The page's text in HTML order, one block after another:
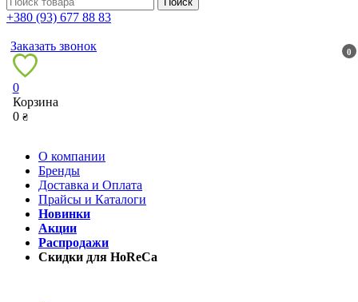
+38‎0 (93) 677 88 83
Заказать звонок 0
0
Корзина
0 ₴
О компании
Бренды
Доставка и Оплата
Прайсы и Каталоги
Новинки
Акции
Распродажи
Скидки для HoReCa